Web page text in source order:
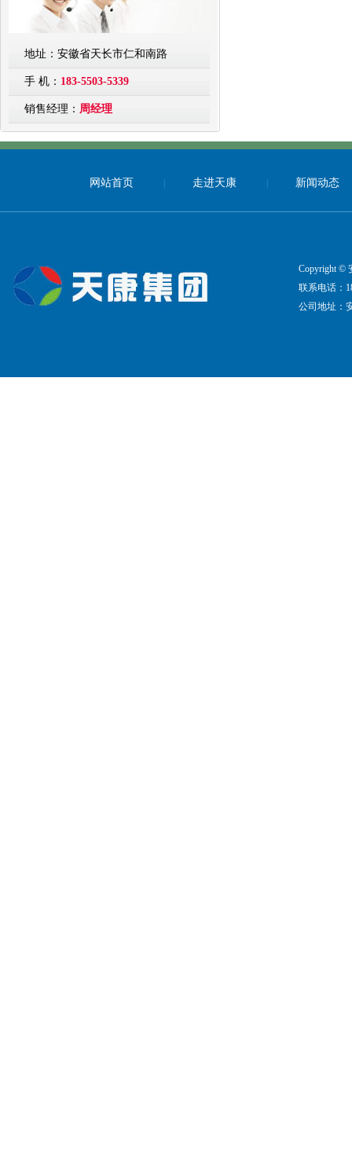
地址：安徽省天长市仁和南路
手 机： 183-5503-5339
销售经理： 周经理
网站首页 | 走进天康 | 新闻动态
Copyright ©
联系电话：
公司地址